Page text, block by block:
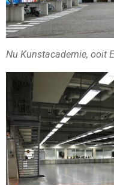
Nu Kunstacademie, ooit